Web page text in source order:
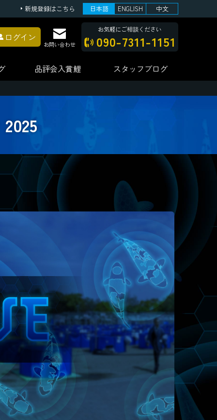
新規登録はこちら 日本語 ENGLISH 中文
ログイン
お問い合わせ
お気軽にご相談ください
090-7311-1151
品評会入賞鯉 スタッフブログ